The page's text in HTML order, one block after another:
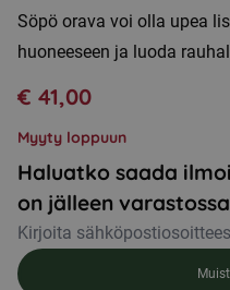
Söpö orava voi olla upea
huoneeseen ja luoda
€ 41,00
Myyty loppuun
Haluatko saada
on jälleen